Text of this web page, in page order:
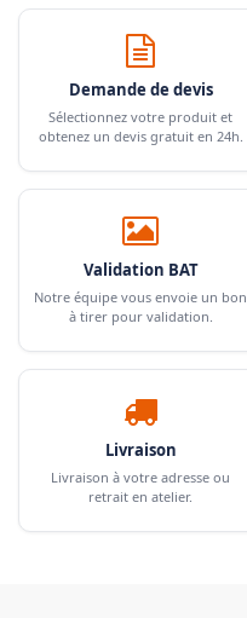
Demande de devis
Sélectionnez votre produit et
obtenez un devis gratuit en 24h.
Validation BAT
Notre équipe vous envoie un bon
à tirer pour validation.
Livraison
Livraison à votre adresse ou
retrait en atelier.